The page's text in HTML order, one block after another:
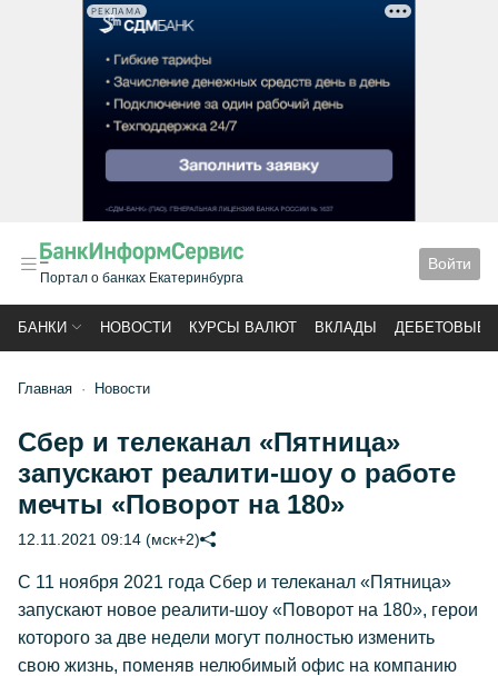
РЕКЛАМА
Портал о банках Екатеринбурга
Войти
БАНКИ НОВОСТИ КУРСЫ ВАЛЮТ ВКЛАДЫ ДЕБЕТОВЫЕ
Главная Новости
Сбер и телеканал «Пятница»
запускают реалити-шоу о работе
мечты «Поворот на 180»
12.11.2021 09:14 (мск+2)
С 11 ноября 2021 года Сбер и телеканал «Пятница»
запускают новое реалити-шоу «Поворот на 180», герои
которого за две недели могут полностью изменить
свою жизнь, поменяв нелюбимый офис на компанию